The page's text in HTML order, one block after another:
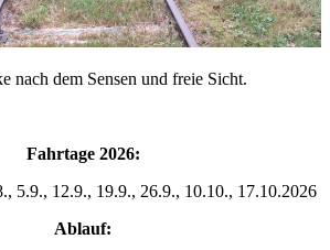
nach dem Sensen und freie Sicht.
Fahrtage 2026:
5.9., 12.9., 19.9., 26.9., 10.10., 17.10.2026
Ablauf: